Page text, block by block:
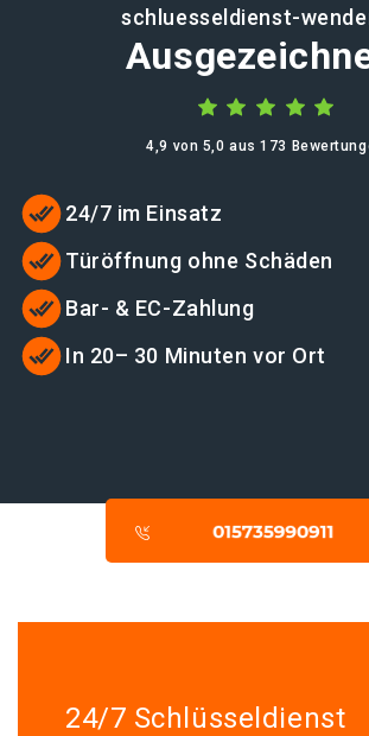
schluesseldienst-
4,9 von 5,0 aus 173
24/7 im Einsatz
Türöffnung ohne Schäden
Bar- & EC-Zahlung
In 20– 30 Minuten vor Ort
24/7 Schlüsseldienst